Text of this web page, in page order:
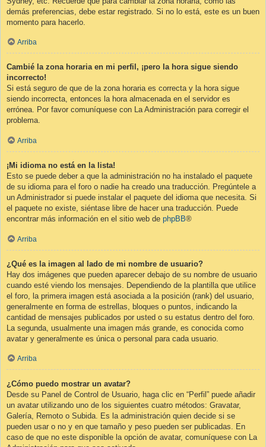
demás preferencias, debe estar registrado. Si no lo está, este es un buen
momento para hacerlo.
Arriba
Cambié la zona horaria en mi perfil, ¡pero la hora sigue siendo
incorrecto!
Si está seguro de que de la zona horaria es correcta y la hora sigue
siendo incorrecta, entonces la hora almacenada en el servidor es
errónea. Por favor comuníquese con La Administración para corregir el
problema.
Arriba
¡Mi idioma no está en la lista!
Esto se puede deber a que la administración no ha instalado el paquete
de su idioma para el foro o nadie ha creado una traducción. Pregúntele a
un Administrador si puede instalar el paquete del idioma que necesita. Si
el paquete no existe, siéntase libre de hacer una traducción. Puede
encontrar más información en el sitio web de phpBB®
Arriba
¿Qué es la imagen al lado de mi nombre de usuario?
Hay dos imágenes que pueden aparecer debajo de su nombre de usuario
cuando esté viendo los mensajes. Dependiendo de la plantilla que utilice
el foro, la primera imagen está asociada a la posición (rank) del usuario,
generalmente en forma de estrellas, bloques o puntos, indicando la
cantidad de mensajes publicados por usted o su estatus dentro del foro.
La segunda, usualmente una imagen más grande, es conocida como
avatar y generalmente es única o personal para cada usuario.
Arriba
¿Cómo puedo mostrar un avatar?
Desde su Panel de Control de Usuario, haga clic en “Perfil” puede añadir
un avatar utilizando uno de los siguientes cuatro métodos: Gravatar,
Galería, Remoto o Subida. Es la administración quien decide si se
pueden usar o no y en que tamaño y peso pueden ser publicadas. En
caso de que no este disponible la opción de avatar, comuníquese con La